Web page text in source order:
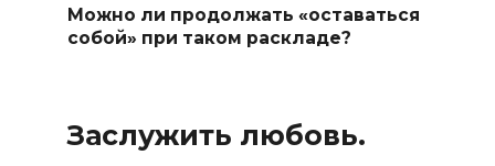
Можно ли продолжать «оставаться
собой» при таком раскладе?
Заслужить любовь.